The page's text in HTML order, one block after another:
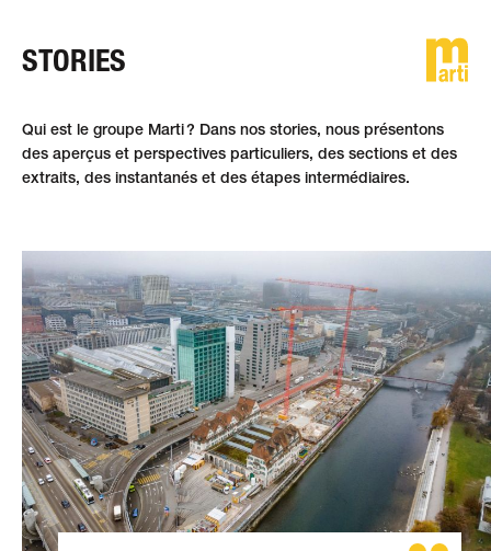
DE
STORIES
Qui est le groupe Marti ? Dans nos stories, nous présentons
des aperçus et perspectives particuliers, des sections et des
extraits, des instantanés et des étapes intermédiaires.